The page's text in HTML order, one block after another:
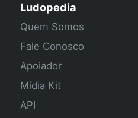
Ludopedia
Quem Somos
Fale Conosco
Apoiador
Mídia Kit
API